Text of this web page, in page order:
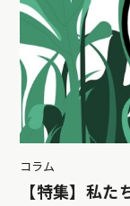
コラム
【特集】私